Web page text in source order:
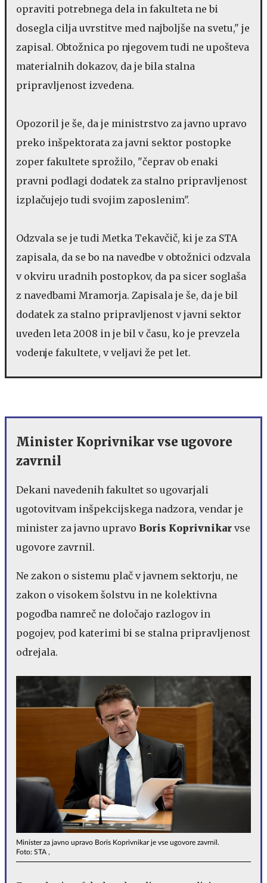
opraviti potrebnega dela in fakulteta ne bi
dosegla cilja uvrstitve med najboljše na svetu," je
zapisal. Obtožnica po njegovem tudi ne upošteva
materialnih dokazov, da je bila stalna
pripravljenost izvedena.
Opozoril je še, da je ministrstvo za javno upravo
preko inšpektorata za javni sektor postopke
zoper fakultete sprožilo, "čeprav ob enaki
pravni podlagi dodatek za stalno pripravljenost
izplačujejo tudi svojim zaposlenim".
Odzvala se je tudi Metka Tekavčič, ki je za STA
zapisala, da se bo na navedbe v obtožnici odzvala
v okviru uradnih postopkov, da pa sicer soglaša
z navedbami Mramorja. Zapisala je še, da je bil
dodatek za stalno pripravljenost v javni sektor
uveden leta 2008 in je bil v času, ko je prevzela
vodenje fakultete, v veljavi že pet let.
Minister Koprivnikar vse ugovore
zavrnil
Dekani navedenih fakultet so ugovarjali
ugotovitvam inšpekcijskega nadzora, vendar je
minister za javno upravo Boris Koprivnikar vse
ugovore zavrnil.
Ne zakon o sistemu plač v javnem sektorju, ne
zakon o visokem šolstvu in ne kolektivna
pogodba namreč ne določajo razlogov in
pogojev, pod katerimi bi se stalna pripravljenost
odrejala.
Minister za javno upravo Boris Koprivnikar je vse ugovore zavrnil.
Foto: STA ,